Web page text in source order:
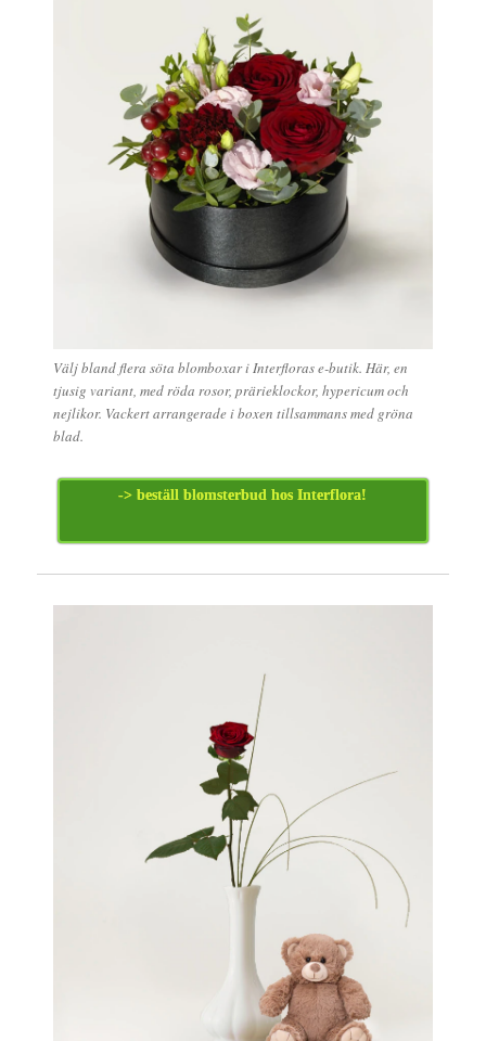
Välj bland flera söta blomboxar i Interfloras e-butik. Här, en
tjusig variant, med röda rosor, prärieklockor, hypericum och
nejlikor. Vackert arrangerade i boxen tillsammans med gröna
blad.
-> beställ blomsterbud hos Interflora!